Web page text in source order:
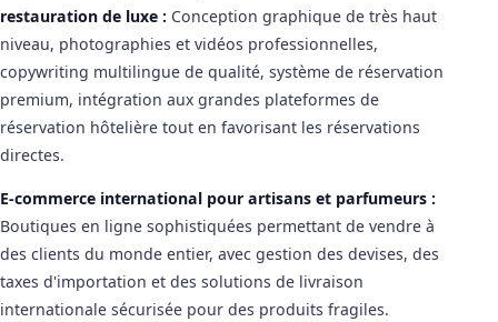
restauration de luxe : Conception graphique de très haut
niveau, photographies et vidéos professionnelles,
copywriting multilingue de qualité, système de réservation
premium, intégration aux grandes plateformes de
réservation hôtelière tout en favorisant les réservations
directes.
E-commerce international pour artisans et parfumeurs :
Boutiques en ligne sophistiquées permettant de vendre à
des clients du monde entier, avec gestion des devises, des
taxes d'importation et des solutions de livraison
internationale sécurisée pour des produits fragiles.